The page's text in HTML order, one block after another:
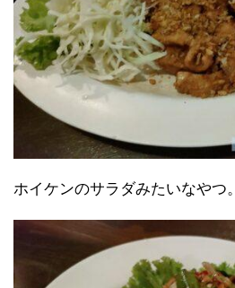
ホイケンのサラダみたいなやつ。